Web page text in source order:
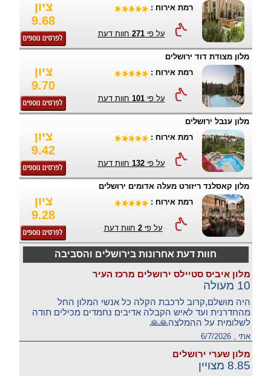
ציון
9.68
רמת אירוח :
על פי271 חוות דעת
מלון מצודת דוד ירושלים
ציון
9.70
רמת אירוח :
על פי101 חוות דעת
מלון ענבל ירושלים
ציון
9.42
רמת אירוח :
על פי132 חוות דעת
מלון קאסלנד ריזורט מעלה אדומים ירושלים
ציון
9.28
רמת אירוח :
על פי2 חוות דעת
חוות דעת אחרונות בירושלים והסביבה
מלון איביס סטיילס ירושלים מרכז העיר
10 מעולה
היה מושלם,קרוב לרכבת הקלה כל אנשי המלון החל
מהחדרנית ועד לאיש הקבלה אדיבים נחמדים מכילים תודה
לשלומית על ההמלצה🙏🙏
אתי , 6/7/2026
מלון שערי ירושלים
8.85 מצויין